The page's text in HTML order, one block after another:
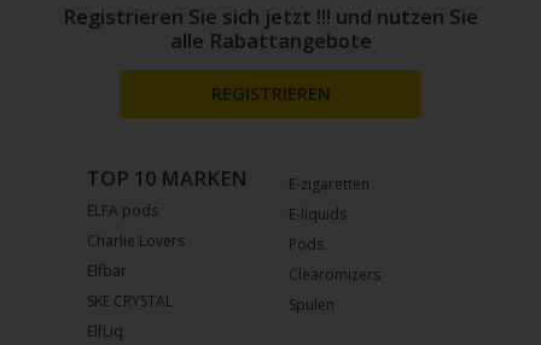
E-zigaretten
E-liquids
Pods
Clearomizers
Spulen
TOP 10 MARKEN
ELFA pods
Charlie Lovers
Elfbar
SKE CRYSTAL
ElfLiq
Registrieren Sie sich jetzt !!! und nutzen Sie
alle Rabattangebote
REGISTRIEREN